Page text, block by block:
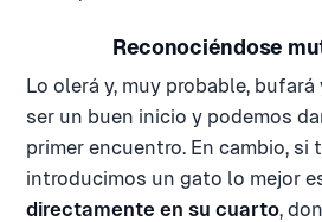
Reconociéndose
Lo olerá y, muy probable, bufará
ser un buen inicio y podemos
primer encuentro. En cambio, si
introducimos un gato lo mejor
directamente en su cuarto,